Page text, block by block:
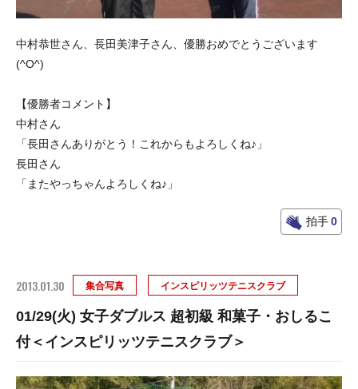
中村恭世さん、長田美津子さん、優勝おめでとうございます
(^O^)
【優勝者コメント】
中村さん
「長田さんありがとう！これからもよろしくね♪」
長田さん
「またやっちゃんよろしくね♪」
拍手0
2013.01.30 集合写真 インスピリッツテニスクラブ
01/29(火) 女子ダブルス 超初級 和菓子・おしるこ
付＜インスピリッツテニスクラブ＞